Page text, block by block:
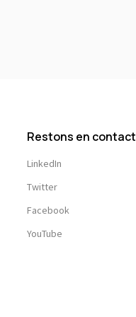
Restons en contact
LinkedIn
Twitter
Facebook
YouTube